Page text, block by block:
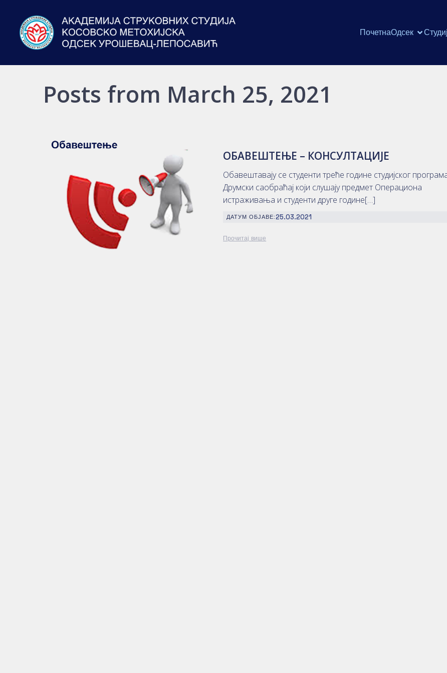
ПочетнаОдсек
Posts from March 25, 2021
ОБАВЕШТЕЊЕ – КОНСУЛТАЦИЈЕ
Обавештавају се студенти треће године студијског
Друмски саобраћај који слушају предмет Операциона
истраживања и студенти друге године[…]
ДАТУМ ОБЈАВЕ:25.03.2021
Прочитај више